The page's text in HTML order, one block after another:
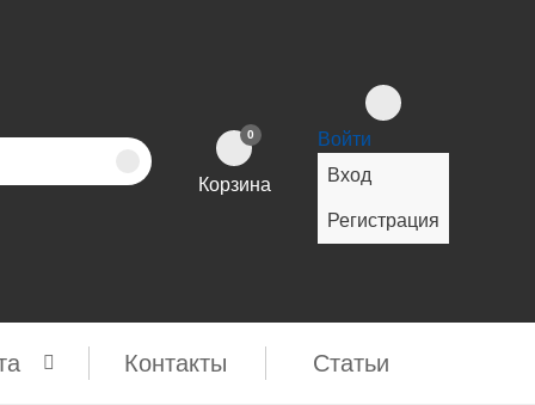
0
Корзина
Войти
Вход
Регистрация
Контакты Cтатьи